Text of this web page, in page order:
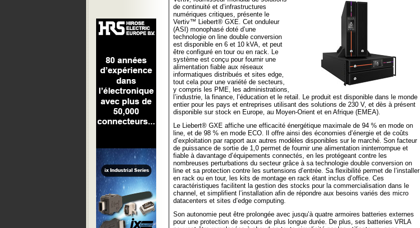
de continuité et d’infrastructures
numériques critiques, présente le
Vertiv™ Liebert® GXE. Cet onduleur
(ASI) monophasé doté d’une
technologie on line double conversion
est disponible en 6 et 10 kVA, et peut
être configuré en tour ou en rack. Le
système est conçu pour fournir une
alimentation fiable aux réseaux
informatiques distribués et sites edge,
tout cela pour une variété de secteurs,
y compris les PME, les administrations,
l’industrie, la finance, l’éducation et le retail. Le produit est disponible dans le monde
entier pour les pays et entreprises utilisant des solutions de 230 V, et dès à présent
disponible sur stock en Europe, au Moyen-Orient et en Afrique (EMEA).
Le Liebert® GXE affiche une efficacité énergétique maximale de 94 % en mode on
line, et de 98 % en mode ECO. Il offre ainsi des économies d’énergie et de coûts
d’exploitation par rapport aux autres modèles disponibles sur le marché. Son facteur
de puissance de sortie de 1,0 permet de fournir une alimentation ininterrompue et
fiable à davantage d’équipements connectés, en les protégeant contre les
nombreuses perturbations du secteur grâce à sa technologie double conversion on
line et sa protection contre les surtensions d’entrée. Sa flexibilité permet de l’installer
en rack ou en tour, les kits de montage en rack étant inclus d’office. Ces
caractéristiques facilitent la gestion des stocks pour la commercialisation dans le
channel, et simplifient l’installation afin de répondre aux besoins variés des micro
datacenters et sites d’edge computing.
Son autonomie peut être prolongée avec jusqu’à quatre armoires batteries externes
pour une protection de secours de plus longue durée. De plus, ses batteries VRLA